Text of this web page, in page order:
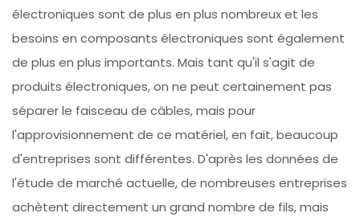
électroniques sont de plus en plus nombreux et les
besoins en composants électroniques sont également
de plus en plus importants. Mais tant qu'il s'agit de
produits électroniques, on ne peut certainement pas
séparer le faisceau de câbles, mais pour
l'approvisionnement de ce matériel, en fait, beaucoup
d'entreprises sont différentes. D'après les données de
l'étude de marché actuelle, de nombreuses entreprises
achètent directement un grand nombre de fils, mais